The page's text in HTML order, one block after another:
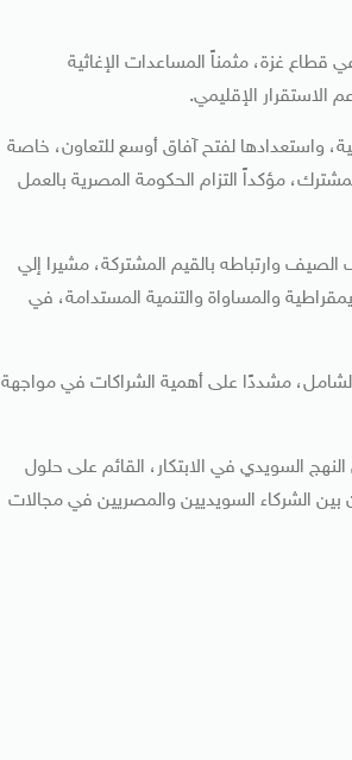
قطاع غزة، مثمناً المساعدات الإغاثية
الاستقرار الإقليمي.
واستعدادها لفتح آفاق أوسع للتعاون، خاصة
مؤكداً التزام الحكومة المصرية بالعمل
وارتباطه بالقيم المشتركة، مشيرا إلي
والمساواة والتنمية المستدامة، في
الشامل، مشددًا على أهمية الشراكات في مواجهة
السويدي في الابتكار، القائم على حلول
الشركاء السويديين والمصريين في مجالات